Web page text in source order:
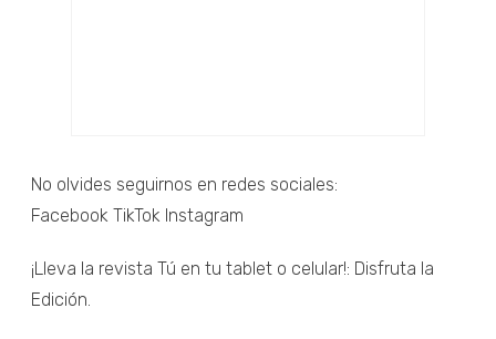
No olvides seguirnos en redes sociales:
Facebook TikTok Instagram
¡Lleva la revista Tú en tu tablet o celular!: Disfruta la
Edición.